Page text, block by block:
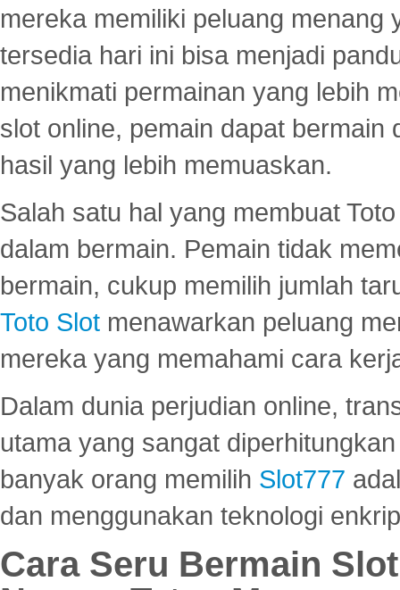
mereka memiliki peluang menang
tersedia hari ini bisa menjadi
menikmati permainan yang lebih
slot online, pemain dapat
hasil yang lebih memuaskan.
Salah satu hal yang membuat
dalam bermain. Pemain tidak
bermain, cukup memilih jumlah
Toto Slot menawarkan peluang
mereka yang memahami cara
Dalam dunia perjudian online,
utama yang sangat
banyak orang memilih Slot777
dan menggunakan teknologi
Cara Seru Bermain